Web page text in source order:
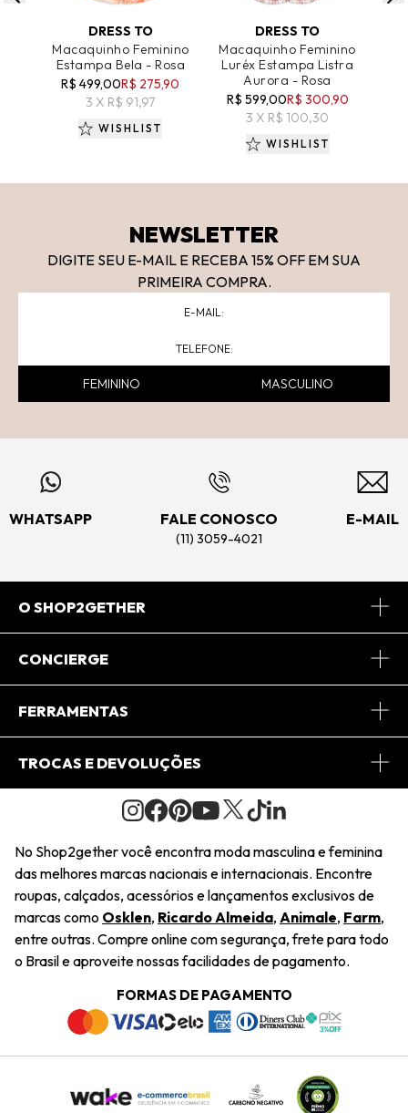
ADICIONAR AO CARRINHO
DRESS TO
Macaquinho Feminino
Estampa Bela - Rosa
R$ 499,00R$ 275,90
3 X R$ 91,97
WISHLIST
ADICIONAR AO CARRINHO
DRESS TO
Macaquinho Feminino
Luréx Estampa Listra
Aurora - Rosa
R$ 599,00R$ 300,90
3 X R$ 100,30
WISHLIST
NEWSLETTER
DIGITE SEU E-MAIL E RECEBA 15% OFF EM SUA
PRIMEIRA COMPRA.
FEMININO MASCULINO
WHATSAPP FALE CONOSCO
(11) 3059-4021
E-MAIL
O SHOP2GETHER
Sobre Nós
Journal
Saiu na Mídia
Sustentabilidade
Navegando
Termos e Condições
Trabalhe Conosco
CONCIERGE
Central de Relacionamento
Regulamento e Promoções
FERRAMENTAS
Minha Conta
Pedido de Presente
Wishlist
TROCAS E DEVOLUÇÕES
Condições Gerais
Troca Fácil
Restituição de Pagamento
Dúvidas Frequentes
Termos e Condições
Política de Privacidade
No Shop2gether você encontra moda masculina e feminina
das melhores marcas nacionais e internacionais. Encontre
roupas, calçados, acessórios e lançamentos exclusivos de
marcas como Osklen, Ricardo Almeida, Animale, Farm,
entre outras. Compre online com segurança, frete para todo
o Brasil e aproveite nossas facilidades de pagamento.
FORMAS DE PAGAMENTO